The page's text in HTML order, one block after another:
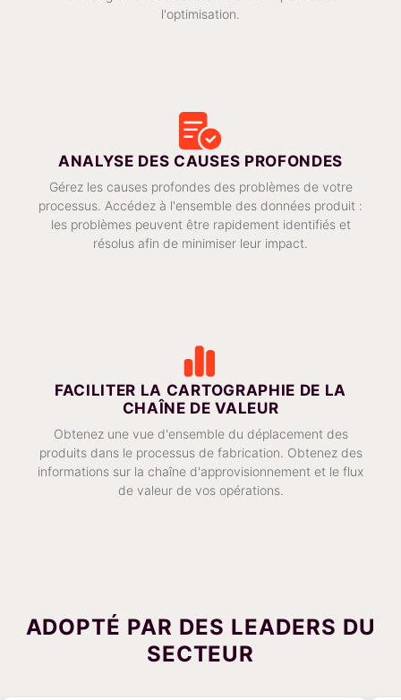
l'optimisation.
ANALYSE DES CAUSES PROFONDES
Gérez les causes profondes des problèmes de votre
processus. Accédez à l'ensemble des données produit :
les problèmes peuvent être rapidement identifiés et
résolus afin de minimiser leur impact.
FACILITER LA CARTOGRAPHIE DE LA
CHAÎNE DE VALEUR
Obtenez une vue d'ensemble du déplacement des
produits dans le processus de fabrication. Obtenez des
informations sur la chaîne d'approvisionnement et le flux
de valeur de vos opérations.
ADOPTÉ PAR DES LEADERS DU
SECTEUR